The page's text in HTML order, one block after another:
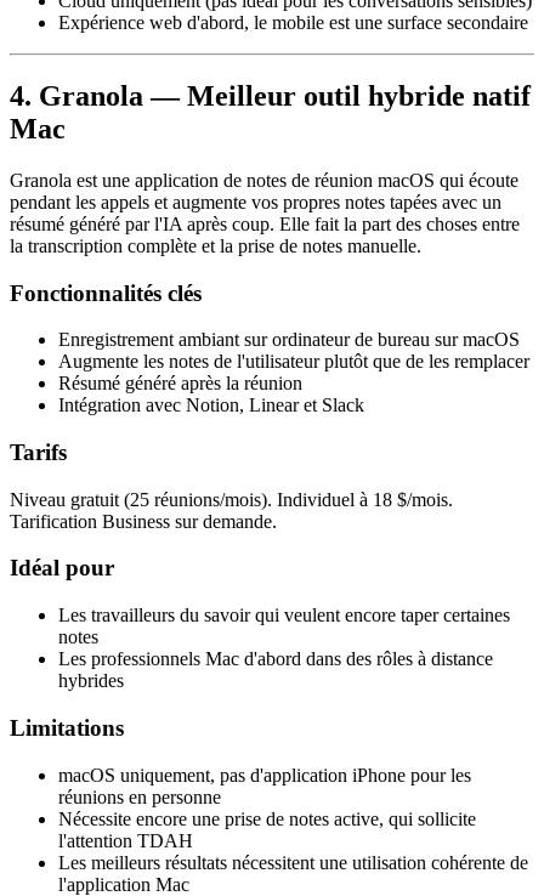
Expérience web d'abord, le mobile est une surface secondaire
4. Granola — Meilleur outil hybride natif
Mac
Granola est une application de notes de réunion macOS qui écoute
pendant les appels et augmente vos propres notes tapées avec un
résumé généré par l'IA après coup. Elle fait la part des choses entre
la transcription complète et la prise de notes manuelle.
Fonctionnalités clés
Enregistrement ambiant sur ordinateur de bureau sur macOS
Augmente les notes de l'utilisateur plutôt que de les remplacer
Résumé généré après la réunion
Intégration avec Notion, Linear et Slack
Tarifs
Niveau gratuit (25 réunions/mois). Individuel à 18 $/mois.
Tarification Business sur demande.
Idéal pour
Les travailleurs du savoir qui veulent encore taper certaines
notes
Les professionnels Mac d'abord dans des rôles à distance
hybrides
Limitations
macOS uniquement, pas d'application iPhone pour les
réunions en personne
Nécessite encore une prise de notes active, qui sollicite
l'attention TDAH
Les meilleurs résultats nécessitent une utilisation cohérente de
l'application Mac